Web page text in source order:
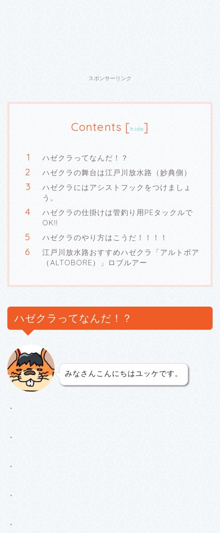
スポンサーリンク
Contents [hide]
ハゼクラってなんだ！？
ハゼクラの舞台は江戸川放水路（妙典側）
ハゼクラにはアシストフックをつけましょ
う。
ハゼクラの仕掛けは管釣り用PEタックルで
OK!!
ハゼクラのやり方はこうだ！！！！
江戸川放水路おすすめハゼクラ「アルトボア
（ALTOBORE）」ロブルアー
ハゼクラってなんだ！？
みなさんこんにちはユッケです。
・
・
・
・
・